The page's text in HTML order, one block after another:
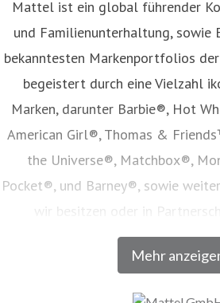
Mehr
Mattel ist ein global führender
und Familienunterhaltung, sowie
bekanntesten Markenportfolios
begeistert durch eine Vielzahl
Marken, darunter Barbie®, Hot
American Girl®, Thomas &
the Universe®, Matchbox®,
Pocket®, und Barney®, sowie
wir besitzen oder in
Unterhaltungsunternehmen
umfasst Spielwaren, Film-